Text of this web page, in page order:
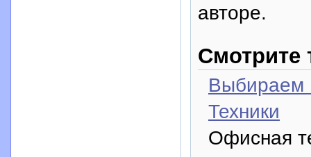
авторе.
Смотрите
Выбираем
Техники
Офисная